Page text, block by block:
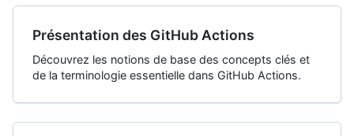
Présentation des GitHub Actions
Découvrez les notions de base des concepts clés et
de la terminologie essentielle dans GitHub Actions.